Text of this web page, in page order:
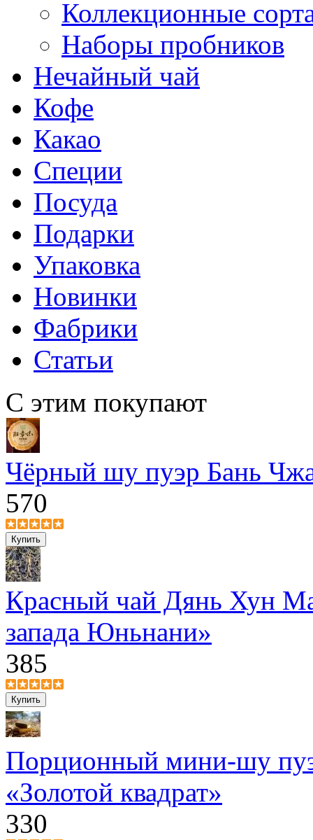
Коллекционные
Наборы пробников
Нечайный чай
Кофе
Какао
Специи
Посуда
Подарки
Упаковка
Новинки
Фабрики
Статьи
С этим покупают
Чёрный шу пуэр Бань
570
Красный чай Дянь Хун
запада Юньнани»
385
Порционный мини-шу
«Золотой квадрат»
330